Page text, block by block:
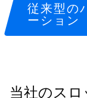
従来型の
ーション
当社のス